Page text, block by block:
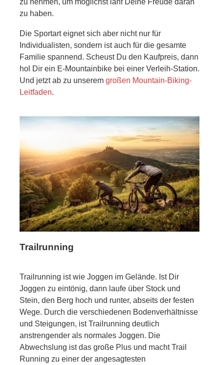
zu nehmen, um möglichst lanf Deine Freude daran
zu haben.
Die Sportart eignet sich aber nicht nur für
Individualisten, sondern ist auch für die gesamte
Familie spannend. Scheust Du den Kaufpreis, dann
hol Dir ein E-Mountainbike bei einer Verleih-Station.
Und jetzt ab zu unserem großen Mountain-Biking-
Leitfaden.
Trailrunning
Trailrunning ist wie Joggen im Gelände. Ist Dir
Joggen zu eintönig, dann laufe über Stock und
Stein, den Berg hoch und runter, abseits der festen
Wege. Durch die verschiedenen Bodenverhältnisse
und Steigungen, ist Trailrunning deutlich
anstrengender als normales Joggen. Die
Abwechslung ist das große Plus und macht Trail
Running zu einer der angesagtesten